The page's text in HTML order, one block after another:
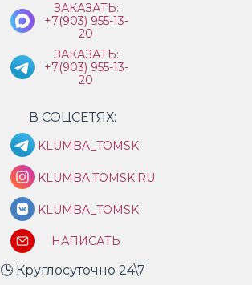
ЗАКАЗАТЬ:
+7(903) 955-13-
20
ЗАКАЗАТЬ:
+7(903) 955-13-
20
В СОЦСЕТЯХ:
KLUMBA_TOMSK
KLUMBA.TOMSK.RU
KLUMBA_TOMSK
НАПИСАТЬ
🕒 Круглосуточно 24\7